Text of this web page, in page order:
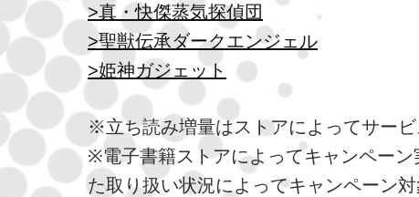
>真・快傑蒸気探偵団
>聖獣伝承ダークエンジェル
>姫神ガジェット
※立ち読み増量はストアによってサービ
※電子書籍ストアによってキャンペー
た取り扱い状況によってキャンペーン